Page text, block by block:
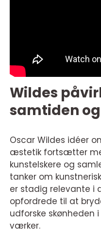
Wildes
samtiden
Oscar Wildes idéer
æstetik fortsætter
kunstelskere og
tanker om
er stadig relevante i
opfordrede til at
udforske skønheden
værker.